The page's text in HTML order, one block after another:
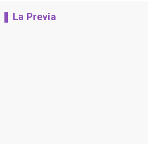
La Previa